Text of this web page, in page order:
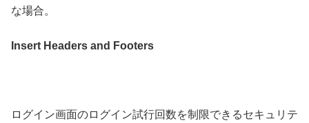
な場合。
Insert Headers and Footers
ログイン画面のログイン試行回数を制限できるセキュリテ